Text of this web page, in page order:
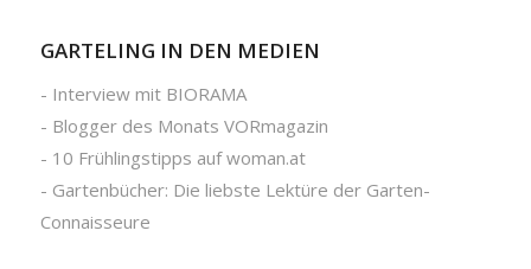
GARTELING IN DEN MEDIEN
- Interview mit BIORAMA
- Blogger des Monats VORmagazin
- 10 Frühlingstipps auf woman.at
- Gartenbücher: Die liebste Lektüre der Garten-
Connaisseure